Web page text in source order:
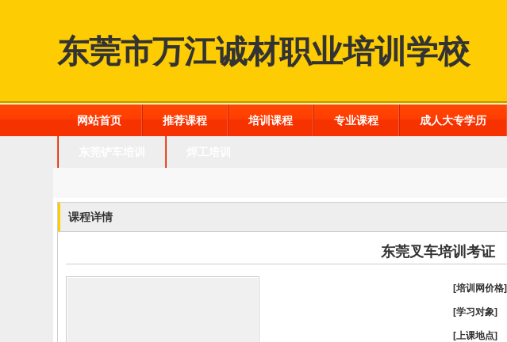
东莞市万江诚材职业培训学校
网站首页 推荐课程 培训课程 专业课程 成人大专学历
课程详情
东莞叉车培训考证
[培训网价格]
[学习对象]
[上课地点]